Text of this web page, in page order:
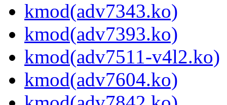
kmod(adv7343.ko)
kmod(adv7393.ko)
kmod(adv7511-v4l2.ko)
kmod(adv7604.ko)